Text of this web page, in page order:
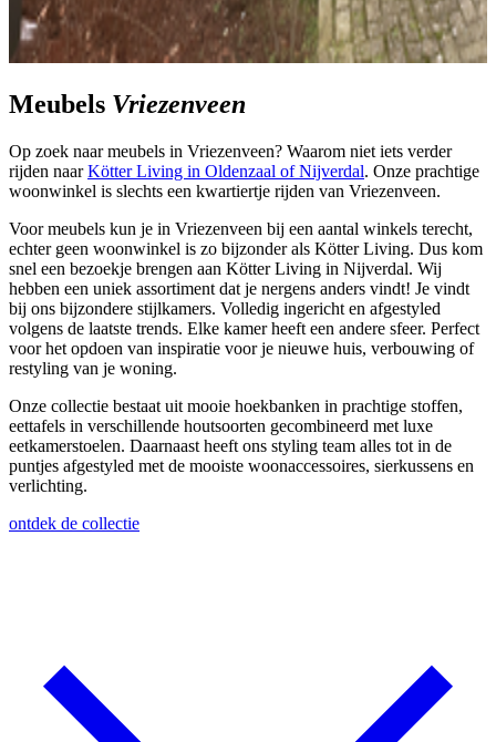
Meubels Vriezenveen
Op zoek naar meubels in Vriezenveen? Waarom niet iets verder
rijden naarKötter Living in Oldenzaal of Nijverdal. Onze prachtige
woonwinkel is slechts een kwartiertje rijden van Vriezenveen.
Voor meubels kun je in Vriezenveen bij een aantal winkels terecht,
echter geen woonwinkel is zo bijzonder als Kötter Living. Dus kom
snel een bezoekje brengen aan Kötter Living in Nijverdal. Wij
hebben een uniek assortiment dat je nergens anders vindt! Je vindt
bij ons bijzondere stijlkamers. Volledig ingericht en afgestyled
volgens de laatste trends. Elke kamer heeft een andere sfeer. Perfect
voor het opdoen van inspiratie voor je nieuwe huis, verbouwing of
restyling van je woning.
Onze collectie bestaat uit mooie hoekbanken in prachtige stoffen,
eettafels in verschillende houtsoorten gecombineerd met luxe
eetkamerstoelen. Daarnaast heeft ons styling team alles tot in de
puntjes afgestyled met de mooiste woonaccessoires, sierkussens en
verlichting.
ontdek de collectie